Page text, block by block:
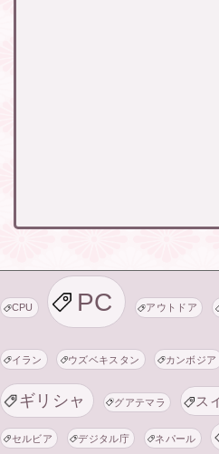
CPU PC アウトドア
イラン ウズベキスタン カンボジア
ギリシャ グアテマラ ス
セルビア デジタル庁 ネパール